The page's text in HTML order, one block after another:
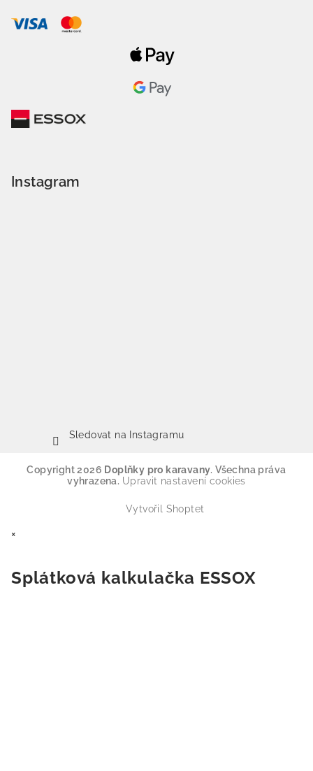
Instagram
Sledovat na Instagramu
Copyright 2026 Doplňky pro karavany. Všechna práva
vyhrazena. Upravit nastavení cookies
Vytvořil Shoptet
×
Splátková kalkulačka ESSOX